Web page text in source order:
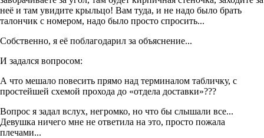
неё и там увидите крыльцо! Вам туда, и не надо было брать
талончик с номером, надо было просто спросить...
Собственно, я её поблагодарил за объяснение...
И задался вопросом:
А что мешало повесить прямо над терминалом табличку, с
простейшей схемой прохода до «отдела доставки»???
Вопрос я задал вслух, негромко, но что бы слышали все...
Девушка ничего мне не ответила на это, просто пожала
плечами...